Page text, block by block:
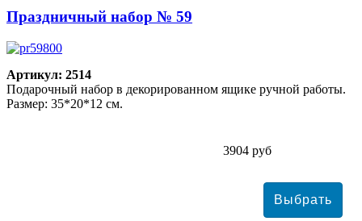
Праздничный набор № 59
Артикул: 2514
Подарочный набор в декорированном ящике ручной работы.
Размер: 35*20*12 см.
3904 руб